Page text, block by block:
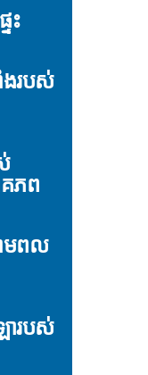
ះ
ងរបស់
គភព
មពល
ារបស់